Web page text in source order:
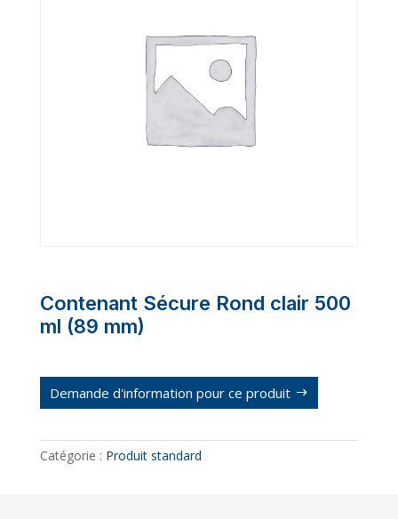
Contenant Sécure Rond clair 500
ml (89 mm)
Demande d'information pour ce produit
Catégorie : Produit standard